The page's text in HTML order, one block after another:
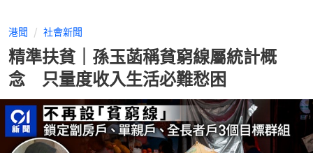
港聞 社會新聞
精準扶貧｜孫玉菡稱貧窮線屬統計概
念 只量度收入生活必難愁困